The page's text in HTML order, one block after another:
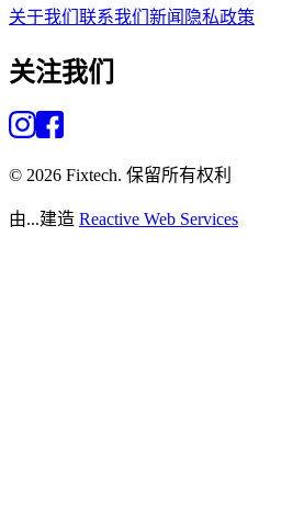
关于我们 联系我们 新闻 隐私政策
关注我们
© 2026 Fixtech. 保留所有权利
由...建造 Reactive Web Services